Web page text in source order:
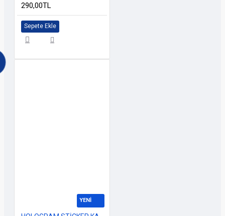
290,00TL
Sepete Ekle
YENİ